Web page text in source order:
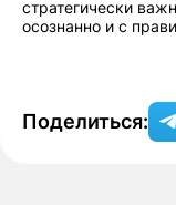
стратегически
осознанно и с
Поделиться: